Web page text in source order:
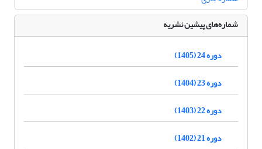
شماره‌های پیشین نشریه
دوره 24 (1405)
دوره 23 (1404)
دوره 22 (1403)
دوره 21 (1402)